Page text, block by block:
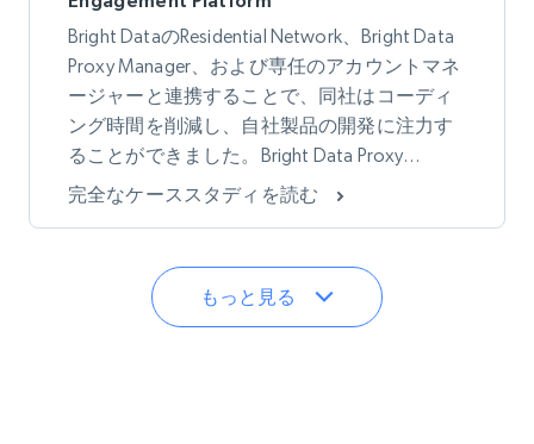
Bright DataのResidential Network、Bright Data
Proxy Manager、および専任のアカウントマネ
ージャーと連携することで、同社はコーディ
ング時間を削減し、自社製品の開発に注力す
ることができました。Bright Data Proxy
Manager内のルールを活用することで、必要
になりました。
完全なケーススタディを読む
もっと見る